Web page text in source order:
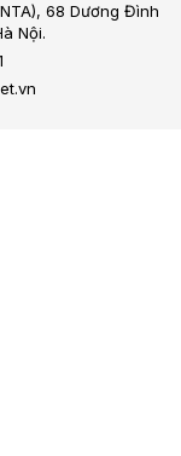
68 Dương Đình
Nội.